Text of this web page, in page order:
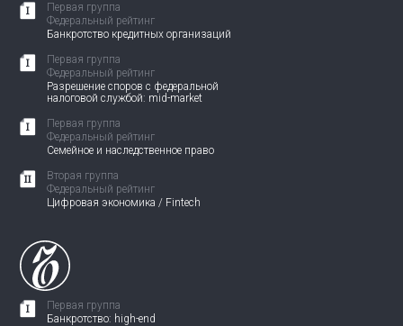
Первая группа
Федеральный рейтинг
Банкротство кредитных организаций
Первая группа
Федеральный рейтинг
Разрешение споров с федеральной
налоговой службой: mid-market
Первая группа
Федеральный рейтинг
Семейное и наследственное право
Вторая группа
Федеральный рейтинг
Цифровая экономика / Fintech
Первая группа
Банкротство: high-end